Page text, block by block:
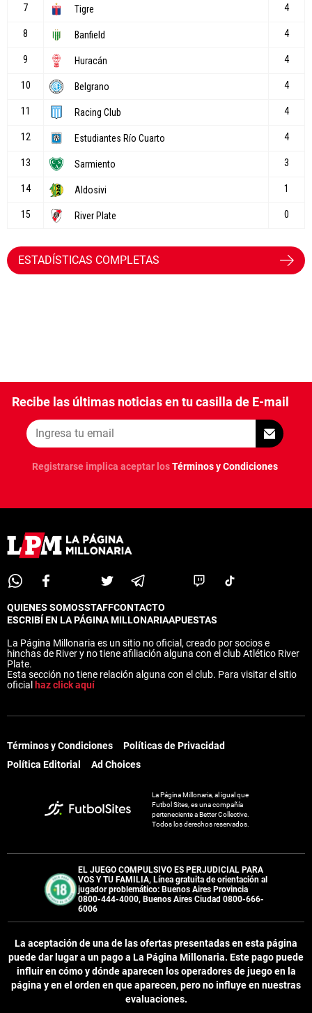
ESTADÍSTICAS COMPLETAS
Recibe las últimas noticias en tu casilla de E-mail
Registrarse implica aceptar losTérminos y Condiciones
QUIENES SOMOSSTAFFCONTACTO
ESCRIBÍ EN LA PÁGINA MILLONARIAAPUESTAS
La Página Millonaria es un sitio no oficial, creado por socios e
hinchas de River y no tiene afiliación alguna con el club Atlético River
Plate.
Esta sección no tiene relación alguna con el club. Para visitar el sitio
oficial haz click aquí
Términos y Condiciones
Políticas de Privacidad
Política Editorial
Ad Choices
La Página Millonaria, al igual que
Futbol Sites, es una compañía
perteneciente a Better Collective.
Todos los derechos reservados.
EL JUEGO COMPULSIVO ES PERJUDICIAL PARA
VOS Y TU FAMILIA, Línea gratuita de orientación al
jugador problemático: Buenos Aires Provincia
0800-444-4000, Buenos Aires Ciudad 0800-666-
6006
La aceptación de una de las ofertas presentadas en esta página
puede dar lugar a un pago a La Página Millonaria. Este pago puede
influir en cómo y dónde aparecen los operadores de juego en la
página y en el orden en que aparecen, pero no influye en nuestras
evaluaciones.